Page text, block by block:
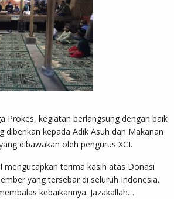
Prokes, kegiatan berlangsung dengan baik
diberikan kepada Adik Asuh dan Makanan
dibawakan oleh pengurus XCI.
mengucapkan terima kasih atas Donasi
yang tersebar di seluruh Indonesia.
kebaikannya. Jazakallah…